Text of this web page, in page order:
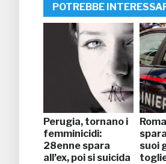
POTREBBE
Perugia, tornano i
femminicidi:
28enne spara
all’ex, poi si suicida
suoi